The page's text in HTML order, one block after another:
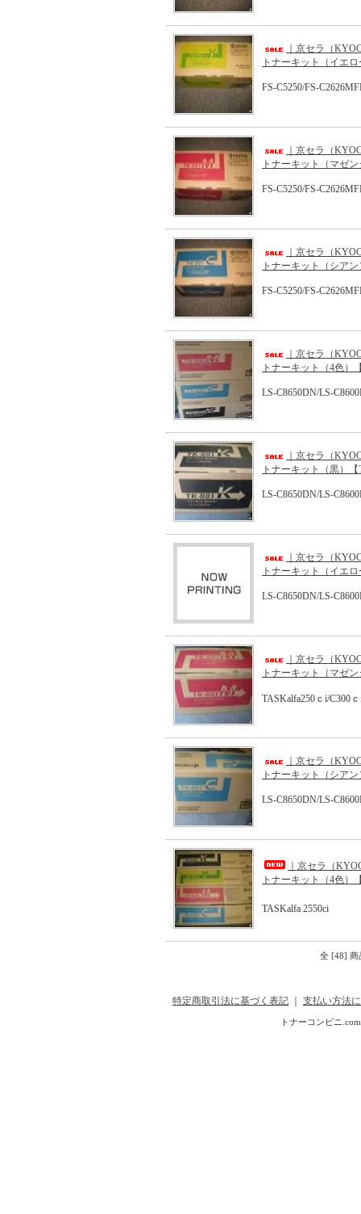
｜京セラ（
トナーキット（イエ
FS-C5250/FS-
｜京セラ（
トナーキット（マゼ
FS-C5250/FS-
｜京セラ（
トナーキット（シア
FS-C5250/FS-
｜京セラ（
トナーキット（4色
LS-C8650DN/LS-
｜京セラ（
トナーキット（黒）
LS-C8650DN/LS-
｜京セラ（
トナーキット（イエ
LS-C8650DN/LS-
｜京セラ（
トナーキット（マゼ
TASKalfa250ｃi/C300
｜京セラ（
トナーキット（シア
LS-C8650DN/LS-
｜京セラ（
トナーキット（4色）
TASKalfa 2550ci
全 [48] 商
特定商取引法に基づく表記 支払い方法
トナーコンビニ